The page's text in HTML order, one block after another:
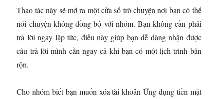
Thao tác này sẽ mở ra một cửa sổ trò chuyện nơi bạn có thể
nói chuyện không đồng bộ với nhóm. Bạn không cần phải
trả lời ngay lập tức, điều này giúp bạn dễ dàng nhận được
câu trả lời mình cần ngay cả khi bạn có một lịch trình bận
rộn.
Cho nhóm biết bạn muốn xóa tài khoản Ứng dụng tiền mặt